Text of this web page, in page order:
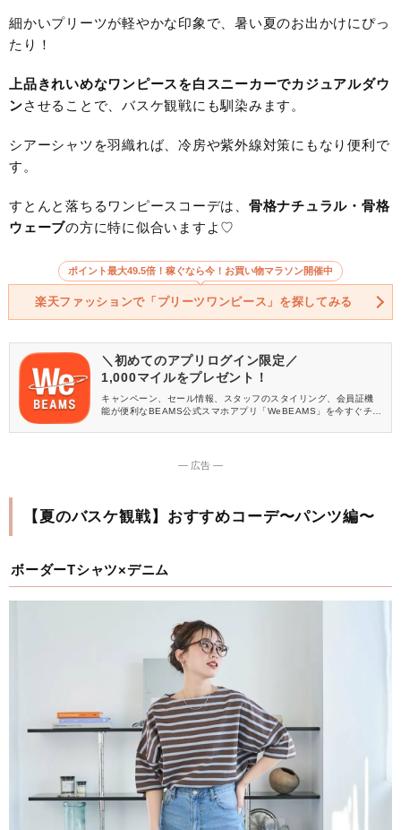
細かいプリーツが軽やかな印象で、暑い夏のお出かけにぴっ
たり！
上品きれいめなワンピースを白スニーカーでカジュアルダウ
ンさせることで、バスケ観戦にも馴染みます。
シアーシャツを羽織れば、冷房や紫外線対策にもなり便利で
す。
すとんと落ちるワンピースコーデは、 骨格ナチュラル・骨格
ウェーブの方に特に似合いますよ♡
ポイント最大49.5倍！稼ぐなら今！お買い物マラソン開催中
楽天ファッションで「プリーツワンピース」を探してみる
＼初めてのアプリログイン限定／
1,000マイルをプレゼント！
キャンペーン、セール情報、スタッフのスタイリング、会員証機
能が便利なBEAMS公式スマホアプリ「WeBEAMS」を今すぐチェ
― 広告 ―
【夏のバスケ観戦】おすすめコーデ〜パンツ編〜
ボーダーTシャツ×デニム